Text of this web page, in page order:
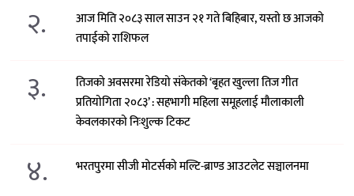
२.
आज मिति २०८३ साल साउन २१ गते बिहिबार, यस्तो छ आजको
तपाईको राशिफल
३.
तिजको अवसरमा रेडियो संकेतको ‘बृहत खुल्ला तिज गीत
प्रतियोगिता २०८३’ : सहभागी महिला समूहलाई मौलाकाली
केवलकारको निःशुल्क टिकट
४. भरतपुरमा सीजी मोटर्सको मल्टि-ब्राण्ड आउटलेट सञ्चालनमा